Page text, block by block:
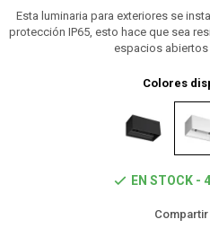
Esta luminaria para exteriores se
protección IP65, esto hace que sea
espacios abiertos
Colores
EN STOCK -